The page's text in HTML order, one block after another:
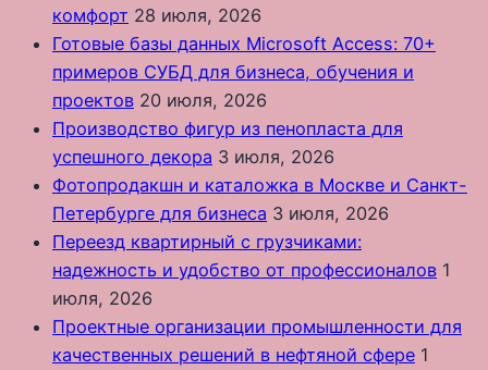
комфорт 28 июля, 2026
Готовые базы данных Microsoft Access: 70+
примеров СУБД для бизнеса, обучения и
проектов 20 июля, 2026
Производство фигур из пенопласта для
успешного декора 3 июля, 2026
Фотопродакшн и каталожка в Москве и Санкт-
Петербурге для бизнеса 3 июля, 2026
Переезд квартирный с грузчиками:
надежность и удобство от профессионалов 1
июля, 2026
Проектные организации промышленности для
качественных решений в нефтяной сфере 1